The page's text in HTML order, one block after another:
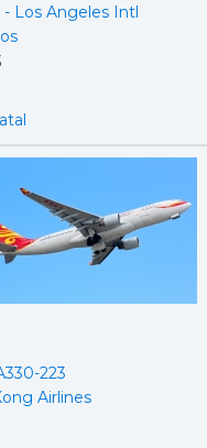
- Los Angeles Intl
223
Airlines